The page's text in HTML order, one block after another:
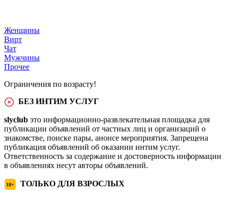
Женщины
Вирт
Чат
Мужчины
Прочее
Ограничения по возрасту!
БЕЗ ИНТИМ УСЛУГ
slyclub это информационно-развлекательная площадка для
публикации объявлений от частных лиц и организаций о
знакомстве, поиске пары, анонсе мероприятия. Запрещена
публикация объявлений об оказании интим услуг.
Ответственность за содержание и достоверность информации
в объявлениях несут авторы объявлений.
18+ ТОЛЬКО ДЛЯ ВЗРОСЛЫХ